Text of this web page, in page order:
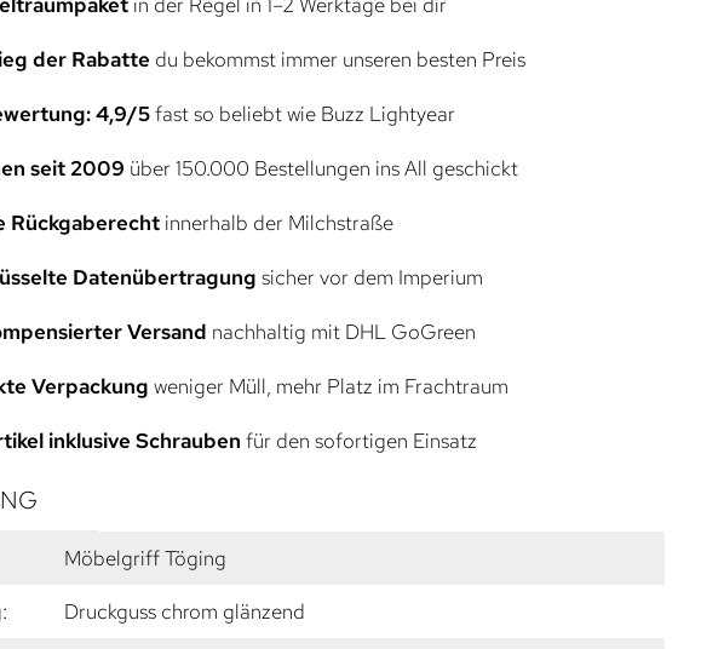
der Rabatte du bekommst immer unseren besten Preis
4,9/5fast so beliebt wie Buzz Lightyear
seit 2009 über 150.000 Bestellungen ins All geschickt
Rückgaberechtinnerhalb der Milchstraße
Datenübertragung sicher vor dem Imperium
Versand nachhaltig mit DHL GoGreen
Verpackung weniger Müll, mehr Platz im Frachtraum
inklusive Schrauben für den sofortigen Einsatz
Möbelgriff Töging
Druckguss chrom glänzend